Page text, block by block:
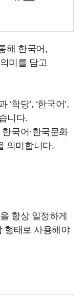
해 한국어,
미를 담고
‘학당’, ‘한국어’,
니다.
국어·한국문화
의미합니다.
항상 일정하게
형태로 사용해야